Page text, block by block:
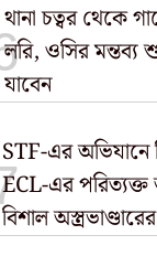
থানা চত্বর থেকে
লরি, ওসির মন্তব্য
যাবেন
STF-এর অভিযানে
ECL-এর পরিত্যক্ত
বিশাল অস্ত্রভাণ্ডারের